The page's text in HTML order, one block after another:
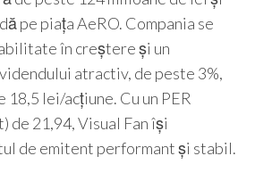
pe piața AeRO. Compania se
în creștere și un
atractiv, de peste 3%,
lei/acțiune. Cu un PER
de 21,94, Visual Fan își
de emitent performant și stabil.